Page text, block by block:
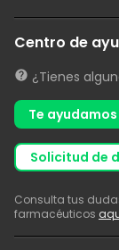
Centro de
¿Tienes
Te
solicitud de
Consulta tus
farmacéuticos